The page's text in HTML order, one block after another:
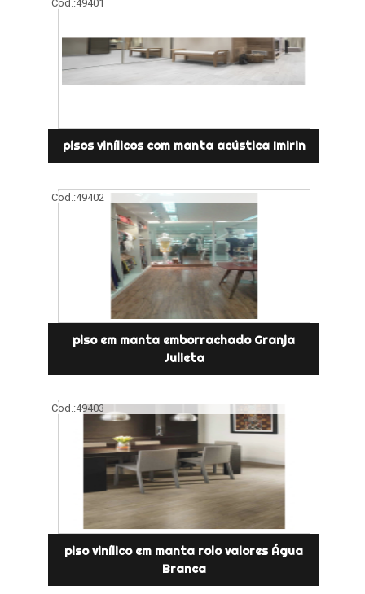
Cod.:49401
pisos vinílicos com manta acústica Imirin
Cod.:49402
piso em manta emborrachado Granja
Julieta
Cod.:49403
piso vinílico em manta rolo valores Água
Branca